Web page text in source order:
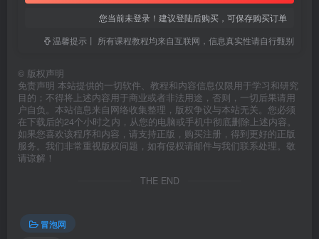
您当前未登录！建议登陆后购买，可保存购买订单
温馨提示丨 所有课程教程均来自互联网，信息真实性请自行甄别
© 版权声明
免责声明 本站提供的一切软件、教程和内容信息仅限用于学习和研究
目的；不得将上述内容用于商业或者非法用途，否则，一切后果请用
户自负。本站信息来自网络收集整理，版权争议与本站无关。您必须
在下载后的24个小时之内，从您的电脑或手机中彻底删除上述内容。
如果您喜欢该程序和内容，请支持正版，购买注册，得到更好的正版
服务。我们非常重视版权问题，如有侵权请邮件与我们联系处理。敬
请谅解！
THE END
冒泡网